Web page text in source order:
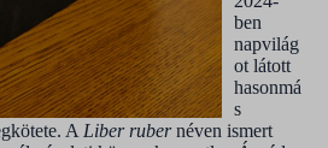
ben
napvilág
ot látott
hasonmá
s
A Liber rubernéven ismert